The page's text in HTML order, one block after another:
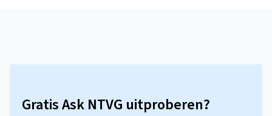
Gratis Ask NTVG uitproberen?